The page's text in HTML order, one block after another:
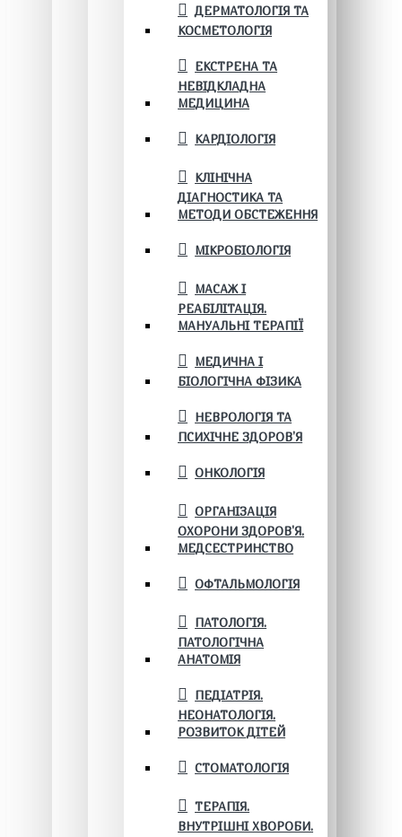
ДЕРМАТОЛОГІЯ ТА
КОСМЕТОЛОГІЯ
ЕКСТРЕНА ТА
НЕВІДКЛАДНА
МЕДИЦИНА
КАРДІОЛОГІЯ
КЛІНІЧНА
ДІАГНОСТИКА ТА
МЕТОДИ ОБСТЕЖЕННЯ
МІКРОБІОЛОГІЯ
МАСАЖ І
РЕАБІЛІТАЦІЯ.
МАНУАЛЬНІ ТЕРАПІЇ
МЕДИЧНА І
БІОЛОГІЧНА ФІЗИКА
НЕВРОЛОГІЯ ТА
ПСИХІЧНЕ ЗДОРОВ’Я
ОНКОЛОГІЯ
ОРГАНІЗАЦІЯ
ОХОРОНИ ЗДОРОВ'Я.
МЕДСЕСТРИНСТВО
ОФТАЛЬМОЛОГІЯ
ПАТОЛОГІЯ.
ПАТОЛОГІЧНА
АНАТОМІЯ
ПЕДІАТРІЯ.
НЕОНАТОЛОГІЯ.
РОЗВИТОК ДІТЕЙ
СТОМАТОЛОГІЯ
ТЕРАПІЯ.
ВНУТРІШНІ ХВОРОБИ.